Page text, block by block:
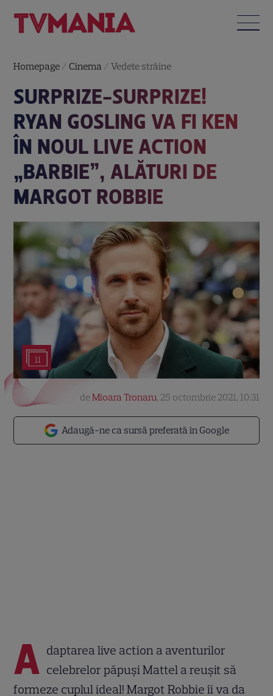
Homepage / Cinema /Vedete străine
SURPRIZE-SURPRIZE!
RYAN GOSLING VA FI KEN
ÎN NOUL LIVE ACTION
„BARBIE”, ALĂTURI DE
MARGOT ROBBIE
11
Adaugă-ne ca sursă preferată în Google
deMioara Tronaru, 25 octombrie 2021, 10:31
A daptarea live action a aventurilor
celebrelor păpuși Mattel a reușit să
formeze cuplul ideal! Margot Robbie îi va da